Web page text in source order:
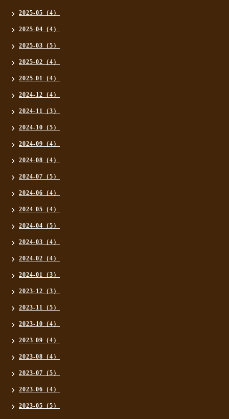
2025-05（4）
2025-04（4）
2025-03（5）
2025-02（4）
2025-01（4）
2024-12（4）
2024-11（3）
2024-10（5）
2024-09（4）
2024-08（4）
2024-07（5）
2024-06（4）
2024-05（4）
2024-04（5）
2024-03（4）
2024-02（4）
2024-01（3）
2023-12（3）
2023-11（5）
2023-10（4）
2023-09（4）
2023-08（4）
2023-07（5）
2023-06（4）
2023-05（5）